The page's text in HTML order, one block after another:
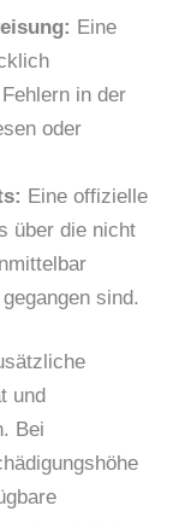
Eine
in der
oder
Eine offizielle
über die nicht
sind.
und
Bei